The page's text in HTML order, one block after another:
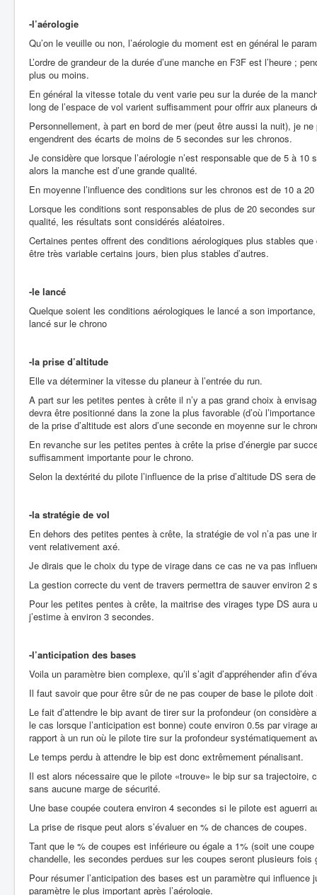
-l’aérologie
Qu’on le veuille ou non, l’aérologie du moment est en général le
L’ordre de grandeur de la durée d’une manche en F3F est l’heure ;
plus ou moins.
En général la vitesse totale du vent varie peu sur la durée de la
long de l’espace de vol varient suffisamment pour offrir aux planeurs
Personnellement, à part en bord de mer (peut être aussi la nuit), je
engendrent des écarts de moins de 5 secondes sur les chronos.
Je considère que lorsque l’aérologie n’est responsable que de 5 à
alors la manche est d’une grande qualité.
En moyenne l’influence des conditions sur les chronos est de 10 a
Lorsque les conditions sont responsables de plus de 20 secondes
qualité, les résultats sont considérés aléatoires.
Certaines pentes offrent des conditions aérologiques plus stables que
être très variable certains jours, bien plus stables d’autres.
-le lancé
Quelque soient les conditions aérologiques le lancé a son
lancé sur le chrono
-la prise d’altitude
Elle va déterminer la vitesse du planeur à l’entrée du run.
A part sur les petites pentes à crête il n’y a pas grand choix à
devra être positionné dans la zone la plus favorable (d’où
de la prise d’altitude est alors d’une seconde en moyenne sur le
En revanche sur les petites pentes à crête la prise d’énergie par
suffisamment importante pour le chrono.
Selon la dextérité du pilote l’influence de la prise d’altitude DS sera
-la stratégie de vol
En dehors des petites pentes à crête, la stratégie de vol n’a pas
vent relativement axé.
Je dirais que le choix du type de virage dans ce cas ne va pas
La gestion correcte du vent de travers permettra de sauver environ 2
Pour les petites pentes à crête, la maitrise des virages type DS aura
j’estime à environ 3 secondes.
-l’anticipation des bases
Voila un paramètre bien complexe, qu’il s’agit d’appréhender afin
Il faut savoir que pour être sûr de ne pas couper de base le pilote
Le fait d’attendre le bip avant de tirer sur la profondeur (on
le cas lorsque l’anticipation est bonne) coute environ 0.5s par virage
rapport à un run où le pilote tire sur la profondeur systématiquement
Le temps perdu à attendre le bip est donc extrêmement pénalisant.
Il est alors nécessaire que le pilote «trouve» le bip sur sa trajectoire,
sans aucune marge de sécurité.
Une base coupée coutera environ 4 secondes si le pilote est aguerri
La prise de risque peut alors s’évaluer en % de chances de coupes.
Tant que le % de coupes est inférieure ou égale a 1% (soit une
chandelle, les secondes perdues sur les coupes seront plusieurs
Pour résumer l’anticipation des bases est un paramètre qui
paramètre le plus important après l’aérologie.